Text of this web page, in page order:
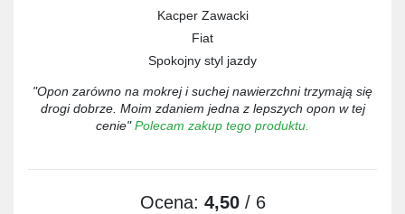
Kacper Zawacki
Fiat
Spokojny styl jazdy
"Opon zarówno na mokrej i suchej nawierzchni trzymają się
drogi dobrze. Moim zdaniem jedna z lepszych opon w tej
cenie"Polecam zakup tego produktu.
Ocena: 4,50/ 6